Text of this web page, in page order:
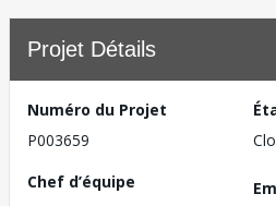
Projet Détails
Numéro du Projet
P003659
Chef d’équipe